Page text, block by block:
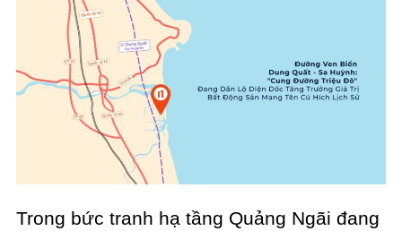
Trong bức tranh hạ tầng Quảng Ngãi đang